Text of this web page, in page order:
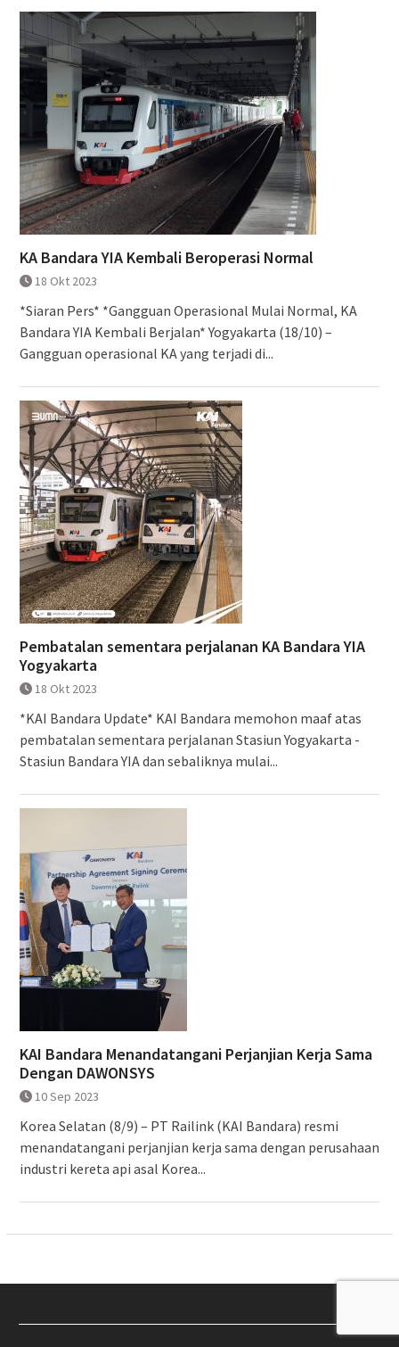
KA Bandara YIA Kembali Beroperasi Normal
18 Okt 2023
*Siaran Pers* *Gangguan Operasional Mulai Normal, KA
Bandara YIA Kembali Berjalan* Yogyakarta (18/10) –
Gangguan operasional KA yang terjadi di...
Pembatalan sementara perjalanan KA Bandara YIA
Yogyakarta
18 Okt 2023
*KAI Bandara Update* KAI Bandara memohon maaf atas
pembatalan sementara perjalanan Stasiun Yogyakarta -
Stasiun Bandara YIA dan sebaliknya mulai...
KAI Bandara Menandatangani Perjanjian Kerja Sama
Dengan DAWONSYS
10 Sep 2023
Korea Selatan (8/9) – PT Railink (KAI Bandara) resmi
menandatangani perjanjian kerja sama dengan perusahaan
industri kereta api asal Korea...